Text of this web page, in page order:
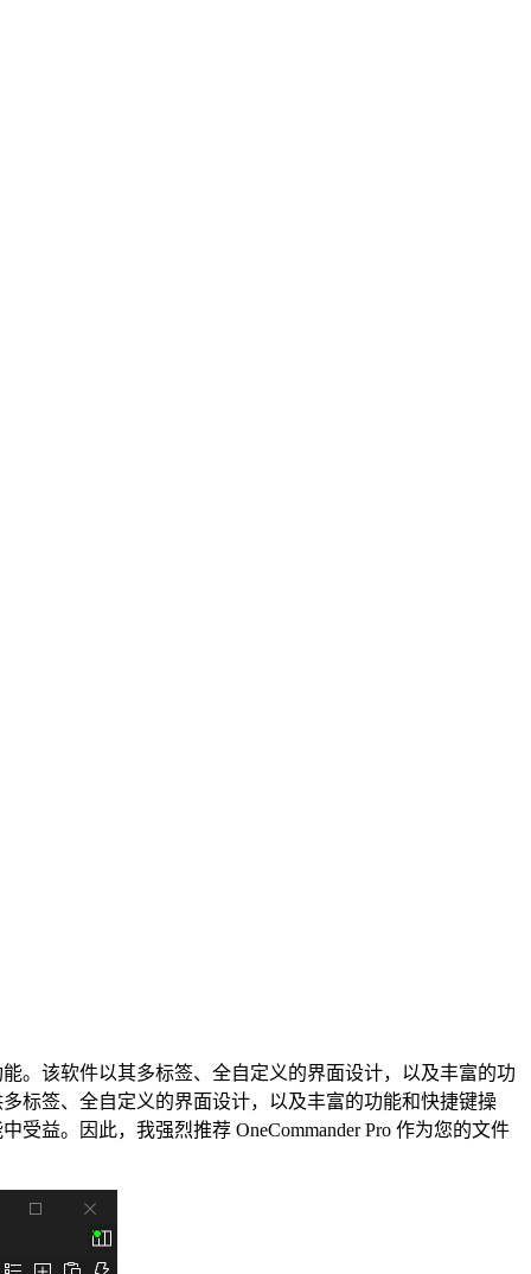
。该软件以其多标签、全自定义的界面设计，以及丰富的功
标签、全自定义的界面设计，以及丰富的功能和快捷键操
益。因此，我强烈推荐 OneCommander Pro 作为您的文件